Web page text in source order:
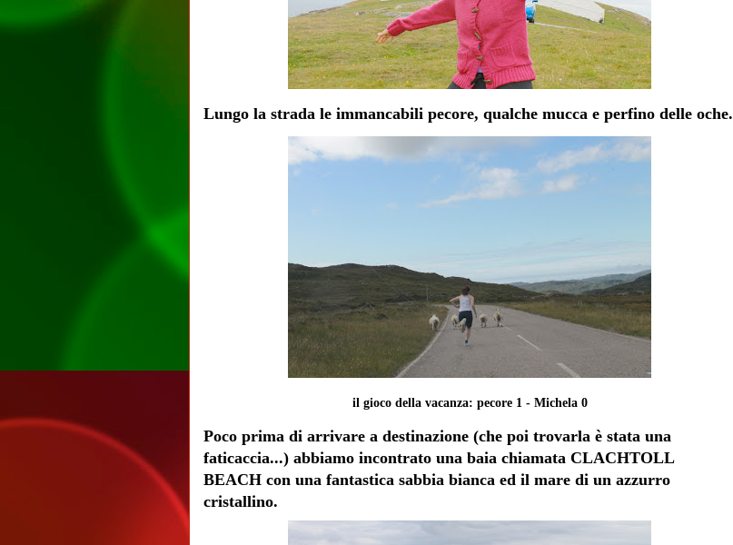
Lungo la strada le immancabili pecore, qualche mucca e perfino delle oche.
il gioco della vacanza: pecore 1 - Michela 0
Poco prima di arrivare a destinazione (che poi trovarla è stata una
faticaccia...) abbiamo incontrato una baia chiamata CLACHTOLL
BEACH con una fantastica sabbia bianca ed il mare di un azzurro
cristallino.